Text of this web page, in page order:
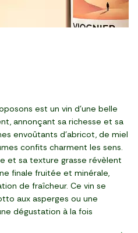
est un vin d'une belle
annonçant sa richesse et sa
envoûtants d'abricot, de miel
confits charment les sens.
et sa texture grasse révèlent
finale fruitée et minérale,
de fraîcheur. Ce vin se
aux asperges ou une
dégustation à la fois